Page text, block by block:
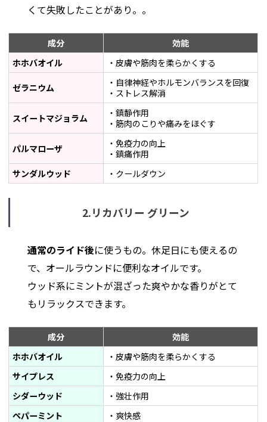
くて失敗したことがあり。。
成分
効能
ホホバオイル
・皮膚や筋肉を柔らかくする
ゼラニウム
・自律神経やホルモンバランスを回復
・ストレス解消
スイートマジョラム
・鎮静作用
・筋肉のこりや痛みをほぐす
パルマローザ
・免疫力の向上
・鎮痛作用
サンダルウッド
・クールダウン
2.リカバリー グリーン
通常のライド後に使うもの。休足日にも使えるの
で、オールラウンドに便利なオイルです。
ウッド系にミントが混ざった爽やかな香りがとて
もリラックスできます。
成分
効能
ホホバオイル
・皮膚や筋肉を柔らかくする
サイプレス
・免疫力の向上
シダーウッド
・強壮作用
ペパーミント
・爽快感